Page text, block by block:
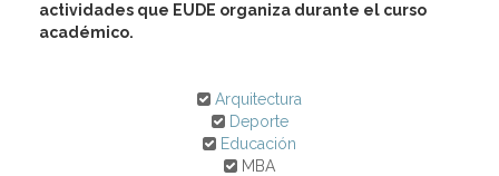
actividades que EUDE organiza durante el curso
académico.
Arquitectura
Deporte
Educación
MBA